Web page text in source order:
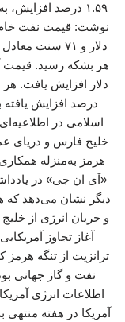
درصد افزایش یافته
اسلامی در
خلیج فارس و دریای
هرمز به‌منزله
«آی ان جی» در
دیگر نشان می‌دهد که
و جریان انرژی از
ترانزیت از تنگه
نفت و گاز جهانی
اطلاعات انرژی